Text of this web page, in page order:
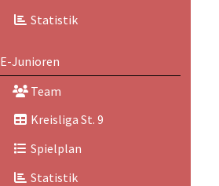
Statistik
E-Junioren
Team
Kreisliga St. 9
Spielplan
Statistik